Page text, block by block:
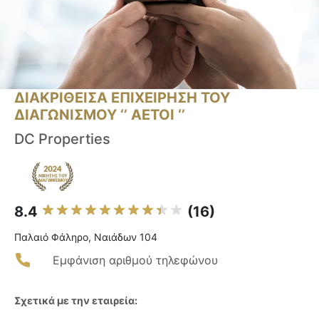
ΔΙΑΚΡΙΘΕΙΣΑ ΕΠΙΧΕΙΡΗΣΗ ΤΟΥ
ΔΙΑΓΩΝΙΣΜΟΥ ‘’ ΑΕΤΟΙ ‘’
DC Properties
8.4 (16)
Παλαιό Φάληρο, Ναιάδων 104
Εμφάνιση αριθμού τηλεφώνου
Σχετικά με την εταιρεία: